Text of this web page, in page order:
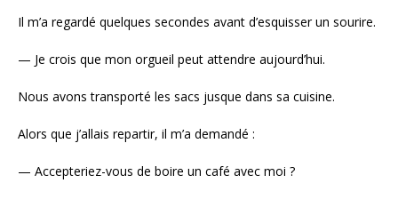
Il m’a regardé quelques secondes avant d’esquisser un sourire.
— Je crois que mon orgueil peut attendre aujourd’hui.
Nous avons transporté les sacs jusque dans sa cuisine.
Alors que j’allais repartir, il m’a demandé :
— Accepteriez-vous de boire un café avec moi ?